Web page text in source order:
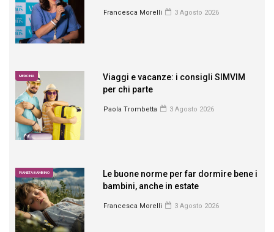
Francesca Morelli 3 Agosto 2026
MEDICINA
Viaggi e vacanze: i consigli SIMVIM
per chi parte
Paola Trombetta 3 Agosto 2026
PIANETA BAMBINO
Le buone norme per far dormire bene i
bambini, anche in estate
Francesca Morelli 3 Agosto 2026